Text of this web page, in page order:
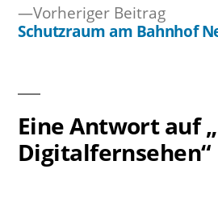
Vorheriger Beitrag
Schutzraum am Bahnhof
Eine Antwort auf
Digitalfernsehen“